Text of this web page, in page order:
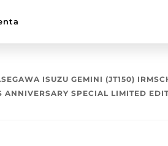
ISUZU GEMINI (JT150)
ANNIVERSARY SPECIAL LIMITED